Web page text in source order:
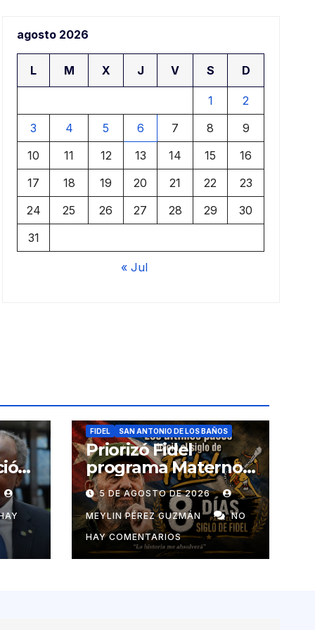
agosto 2026
L M X J V S D
1
2
3
4 5 6 7 8
9
10
11 12 13 14 15
16
17
18 19 20 21 22
23
24
25 26 27 28 29
30
31
« Jul
FIDEL SAN ANTONIO DE LOS BAÑOS
Priorizó Fidel
programa Materno
Infantil en el pais
5 DE AGOSTO DE 2026
MEYLIN PÉREZ GUZMÁN
NO
HAY COMENTARIOS